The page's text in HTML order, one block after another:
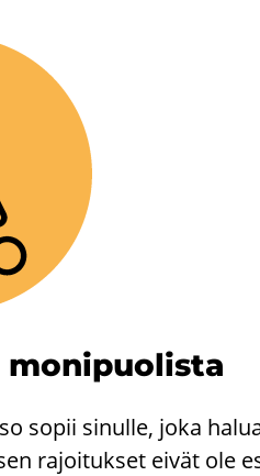
mo­ni­puo­lis­ta
sopii si­nul­le, joka
ra­joi­tuk­set eivät ole